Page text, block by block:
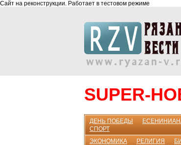
Сайт на реконструкции. Работает в тестовом режиме
SUPER-
ДЕНЬ ПОБЕДЫ
СПОРТ
ЭКОНОМИКА
РЕЛИГИЯ